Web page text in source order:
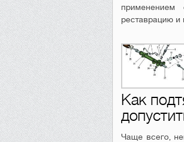
применением
реставрацию и
Как
Чаще всего,